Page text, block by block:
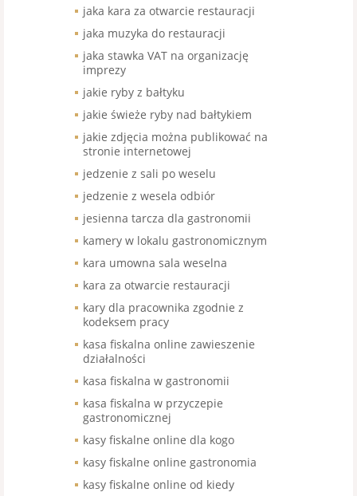
jaka kara za otwarcie restauracji
jaka muzyka do restauracji
jaka stawka VAT na organizację
imprezy
jakie ryby z bałtyku
jakie świeże ryby nad bałtykiem
jakie zdjęcia można publikować na
stronie internetowej
jedzenie z sali po weselu
jedzenie z wesela odbiór
jesienna tarcza dla gastronomii
kamery w lokalu gastronomicznym
kara umowna sala weselna
kara za otwarcie restauracji
kary dla pracownika zgodnie z
kodeksem pracy
kasa fiskalna online zawieszenie
działalności
kasa fiskalna w gastronomii
kasa fiskalna w przyczepie
gastronomicznej
kasy fiskalne online dla kogo
kasy fiskalne online gastronomia
kasy fiskalne online od kiedy